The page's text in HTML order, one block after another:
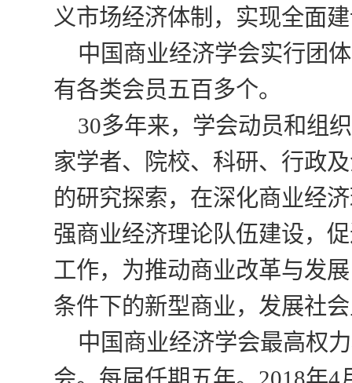
义市场经济体制，实现全面
中国商业经济学会实行团
有各类会员五百多个。
30多年来，学会动员和组
家学者、院校、科研、行政
的研究探索，在深化商业经
强商业经济理论队伍建设，
工作，为推动商业改革与发
条件下的新型商业，发展社
中国商业经济学会最高权